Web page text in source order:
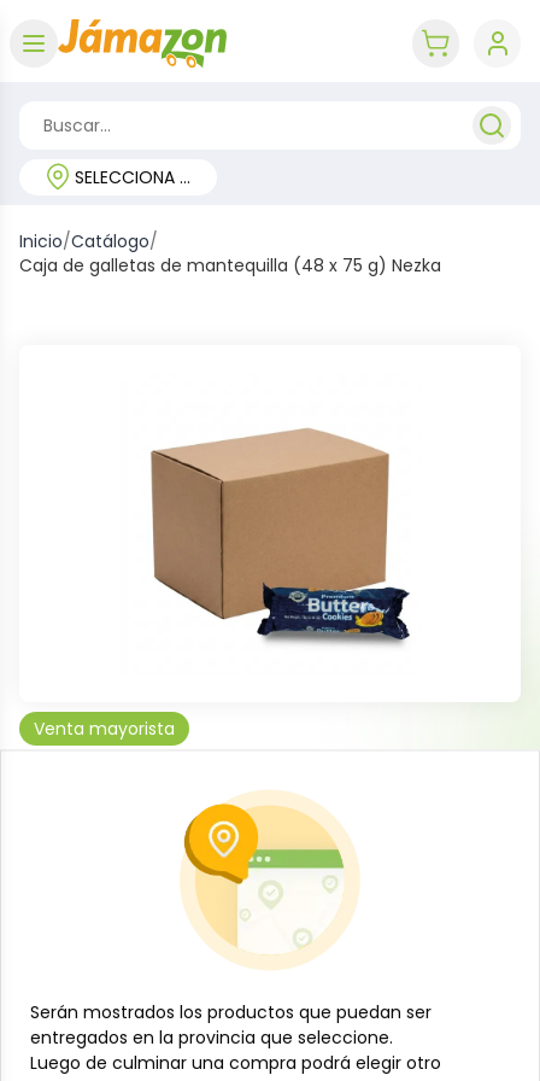
SELECCIONA TU REGIÓN
Inicio/Catálogo/
Caja de galletas de mantequilla (48 x 75 g) Nezka
Venta mayorista
MAY-001-2170
-
Añadir al carrito
Serán mostrados los productos que puedan ser
entregados en la provincia que seleccione.
Luego de culminar una compra podrá elegir otro
Serán mostrados los productos que puedan ser
entregados en la provincia que seleccione.
Luego de culminar una compra podrá elegir otro